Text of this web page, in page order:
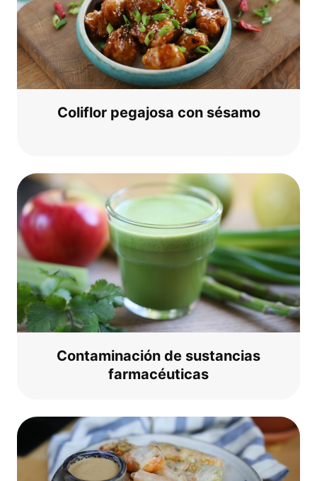
Coli­flor pega­jo­sa con sésamo
Con­ta­mi­nación de sus­tanci­as
farmacéuticas